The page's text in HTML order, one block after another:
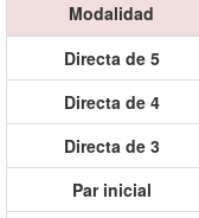
Modalidad
Directa de 5
Directa de 4
Directa de 3
Par inicial